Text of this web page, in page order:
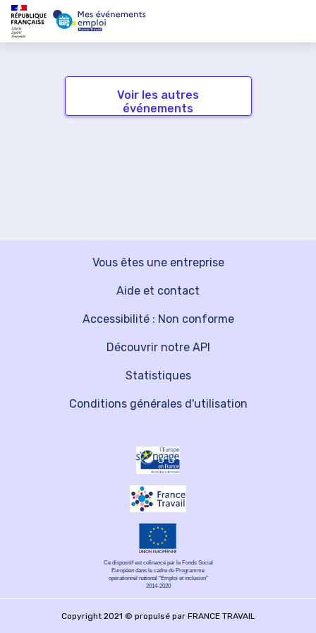
Voir les autres
événements
Vous êtes une entreprise
Découvrir notre API
Aide et contact
Statistiques
Accessibilité : Non conforme
Conditions générales d'utilisation
Ce dispositif est cofinancé par le Fonds Social
Européen dans le cadre du Programme
opérationnel national "Emploi et inclusion"
2014-2020
Copyright 2021 © propulsé par FRANCE TRAVAIL